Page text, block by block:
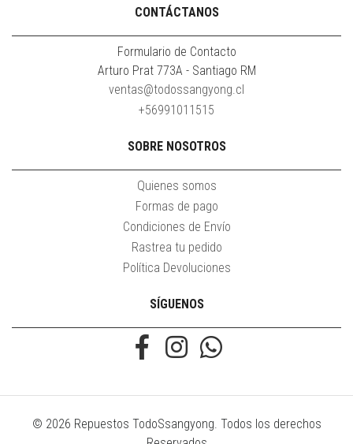
CONTÁCTANOS
Formulario de Contacto
Arturo Prat 773A - Santiago RM
ventas@todossangyong.cl
+56991011515
SOBRE NOSOTROS
Quienes somos
Formas de pago
Condiciones de Envío
Rastrea tu pedido
Política Devoluciones
SÍGUENOS
© 2026 Repuestos TodoSsangyong. Todos los derechos